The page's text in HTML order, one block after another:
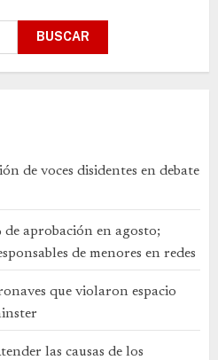
BUSCAR
de voces disidentes en debate
aprobación en agosto;
de menores en redes
que violaron espacio
las causas de los